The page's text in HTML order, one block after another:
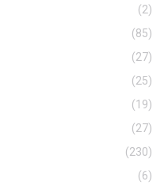
(2)
(85)
(27)
(25)
(19)
(27)
(230)
(6)